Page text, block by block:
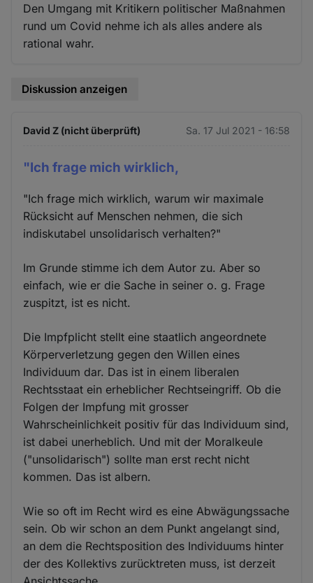
Den Umgang mit Kritikern politischer Maßnahmen
rund um Covid nehme ich als alles andere als
rational wahr.
Diskussion anzeigen
David Z (nicht überprüft) Sa. 17 Jul 2021 - 16:58
"Ich frage mich wirklich,
"Ich frage mich wirklich, warum wir maximale
Rücksicht auf Menschen nehmen, die sich
indiskutabel unsolidarisch verhalten?"
Im Grunde stimme ich dem Autor zu. Aber so
einfach, wie er die Sache in seiner o. g. Frage
zuspitzt, ist es nicht.
Die Impfplicht stellt eine staatlich angeordnete
Körperverletzung gegen den Willen eines
Individuum dar. Das ist in einem liberalen
Rechtsstaat ein erheblicher Rechtseingriff. Ob die
Folgen der Impfung mit grosser
Wahrscheinlichkeit positiv für das Individuum sind,
ist dabei unerheblich. Und mit der Moralkeule
("unsolidarisch") sollte man erst recht nicht
kommen. Das ist albern.
Wie so oft im Recht wird es eine Abwägungssache
sein. Ob wir schon an dem Punkt angelangt sind,
an dem die Rechtsposition des Individuums hinter
der des Kollektivs zurücktreten muss, ist derzeit